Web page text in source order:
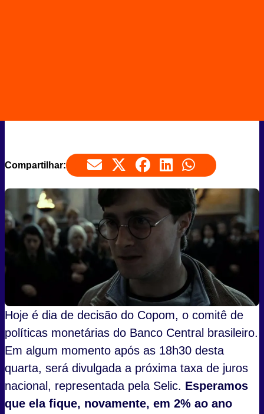
Compartilhar:
Hoje é dia de decisão do Copom, o comitê de
políticas monetárias do Banco Central brasileiro.
Em algum momento após as 18h30 desta
quarta, será divulgada a próxima taxa de juros
nacional, representada pela Selic. Esperamos
que ela fique, novamente, em 2% ao ano